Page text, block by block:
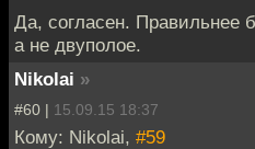
Да, согласен. Правильнее
а не двуполое.
Nikolai »
#60 | 15.09.15 18:37
Кому: Nikolai, #59